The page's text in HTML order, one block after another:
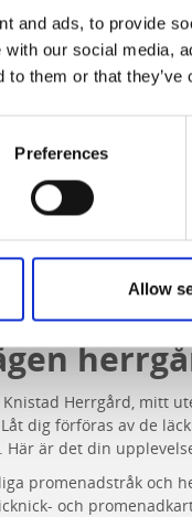
and ads, to provide
our social media,
to them or that
Preferences
Allow
Herrgård, mitt
dig förföras av de
är det din
promenadstråk och
och